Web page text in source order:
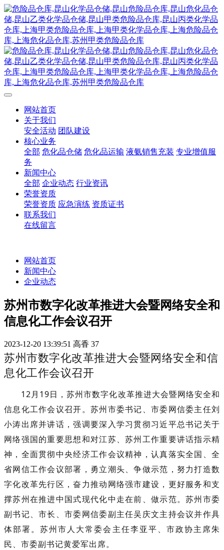
网站首页
关于我们
安全活动 团队建设
核心业务
全部 危化品仓储 危化品运输 液氨销售充装 专业增值服
务
新闻中心
全部 企业动态 行业资讯
荣誉资质
荣誉资质 应急演练 资质证书
联系我们
在线留言
网站首页
新闻中心
企业动态
苏州市数字化改革推进大会暨网络安全和
信息化工作会议召开
2023-12-20 13:39:51 高香 37
苏州市数字化改革推进大会暨网络安全和信
息化工作会议召开
12月19日，苏州市数字化改革推进大会暨网络安全和
信息化工作会议召开。苏州市委书记、市委网信委主任刘
小涛出席并讲话，强调要深入学习贯彻习近平总书记关于
网络强国的重要思想和对江苏、苏州工作重要讲话指示精
神，全面贯彻中央经济工作会议精神，认真落实全国、全
省网信工作会议部署，勇立潮头、争做示范，努力打造数
字化改革先行区，奋力推动网络强市建设，更好服务和支
撑苏州在推进中国式现代化中走在前、做示范。苏州市委
副书记、市长、市委网信委副主任吴庆文主持会议并作具
体部署。苏州市人大常委会主任李亚平、市政协主席朱
民、市委副书记黄爱军出席。